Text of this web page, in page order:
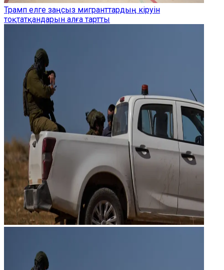
Трамп елге заңсыз мигранттардың кіруін
тоқтатқандарын алға тартты